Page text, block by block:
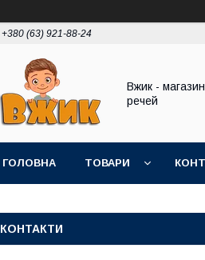
+380 (63) 921-88-24
Вжик -
речей
ГОЛОВНА ТОВАРИ
КОНТАКТИ